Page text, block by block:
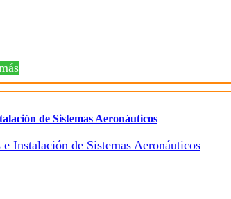
de Sistemas Aeronáuticos